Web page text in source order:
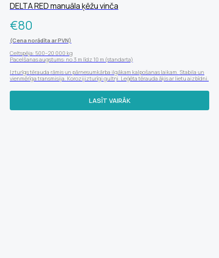
DELTA RED manuāla ķēžu vinča
€80
(Cena norādīta ar PVN)
Celtspēja: 500–20 000 kg
Pacelšanas augstums: no 3 m līdz 10 m (standarta)
Izturīgs tērauda rāmis un pārnesumkārba ilgākam kalpošanas laikam. Stabila un
vienmērīga transmisija. Korozijizturīgi gultņi. Leģēta tērauda āķis ar lietu aizbīdni.
LASĪT VAIRĀK